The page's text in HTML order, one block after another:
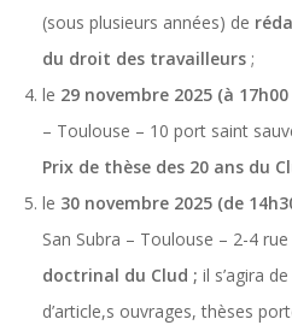
(sous plusieurs années) de
du droit des travailleurs ;
le 29 novembre 2025 (à 17h00
– Toulouse – 10 port saint
Prix de thèse des 20 ans du
le 30 novembre 2025 (de
San Subra – Toulouse – 2-4 rue
doctrinal du Clud ; il s’agira
d’article,s ouvrages, thèses